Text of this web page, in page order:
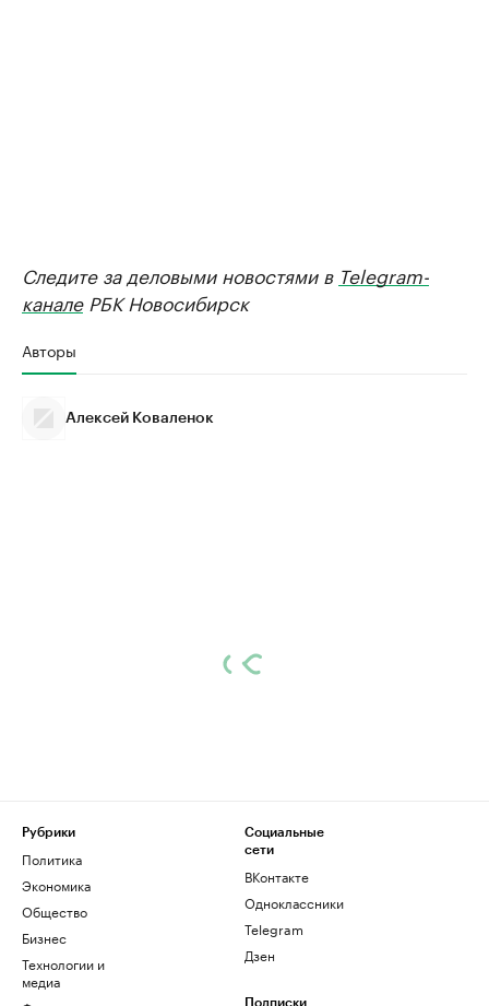
Следите за деловыми новостями в Telegram-
каналеРБК Новосибирск
Авторы
Алексей Коваленок
Рубрики
Политика
Экономика
Общество
Бизнес
Технологии и
медиа
Социальные
сети
ВКонтакте
Одноклассники
Telegram
Дзен
Подписки